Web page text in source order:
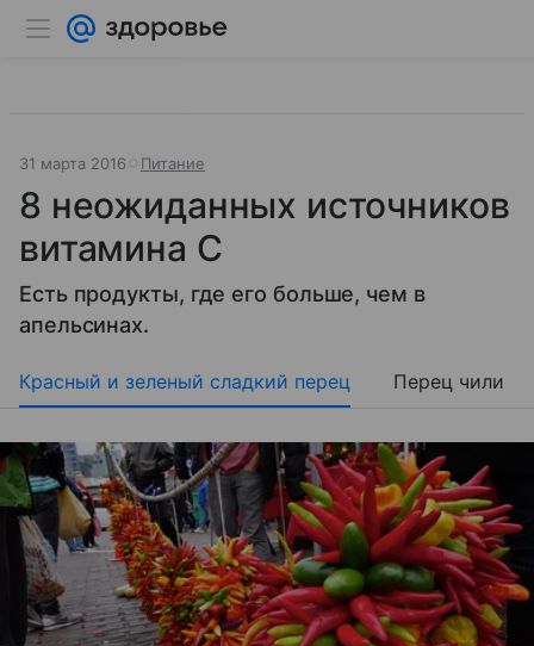
31 марта 2016 Питание
8 неожиданных источников
витамина С
Есть продукты, где его больше, чем в
апельсинах.
Красный и зеленый сладкий перец Перец чили